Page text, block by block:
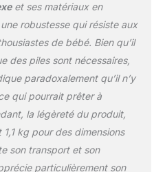
et ses matériaux en
robustesse qui résiste aux
de bébé. Bien qu’il
des piles sont nécessaires,
paradoxalement qu’il n’y
qui pourrait prêter à
la légèreté du produit,
kg pour des dimensions
son transport et son
particulièrement son